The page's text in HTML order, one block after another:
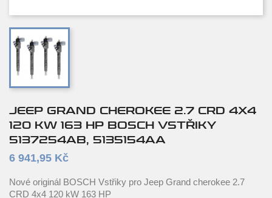
JEEP GRAND CHEROKEE 2.7 CRD 4X4
120 KW 163 HP BOSCH VSTŘIKY
5137254AB, 5135154AA
6 941,95 Kč
Nové originál BOSCH Vstřiky pro Jeep Grand cherokee 2.7
CRD 4x4 120 kW 163 HP